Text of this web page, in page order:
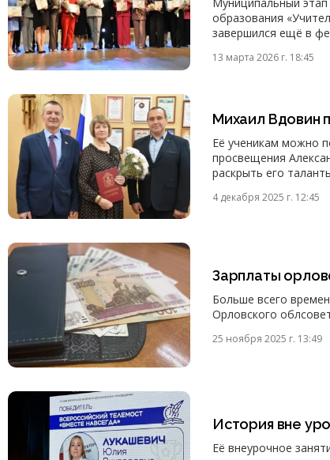
образования
завершился ещё в
13 марта 2026 г. 18:45
Михаил Вдовин
Её ученикам можно
просвещения
раскрыть его
4 декабря 2025 г. 12:45
Зарплаты
Больше всего
Орловского
25 ноября 2025 г. 13:49
История вне
Её внеурочное